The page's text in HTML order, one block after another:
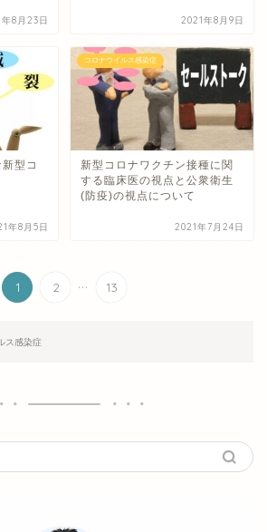
8月23日 2021年8月9日
型コ
年8月5日
コロナウイルス感染症
新型コロナワクチン接種に関
する臨床医の視点と公衆衛生
(防疫)の視点について
2021年7月24日
1 2 ... 13
ス感染症